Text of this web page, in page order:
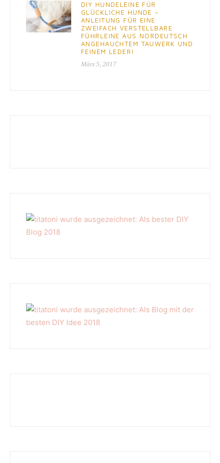
DIY HUNDELEINE FÜR
GLÜCKLICHE HUNDE –
ANLEITUNG FÜR EINE
ZWEIFACH VERSTELLBARE
FÜHRLEINE AUS NORDEUTSCH
ANGEHAUCHTEM TAUWERK UND
FEINEM LEDER!
März 5, 2017